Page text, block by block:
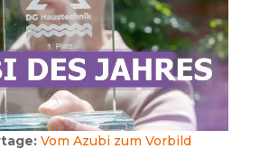
Vom Azubi zum Vorbild